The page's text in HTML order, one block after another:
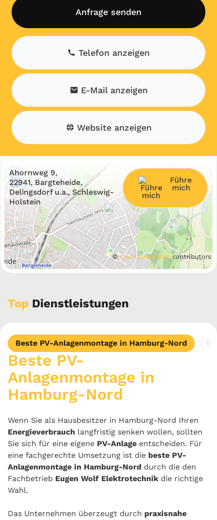
Anfrage senden
Telefon anzeigen
E-Mail anzeigen
Website anzeigen
+
−
©OpenStreetMap contributors
Ahornweg 9,
22941, Bargteheide,
Delingsdorf u.a., Schleswig-
Holstein
Führe
mich
Top Dienstleistungen
Beste PV-Anlagenmontage in Hamburg-Nord
Beste PV-
Anlagenmontage in
Hamburg-Nord
Wenn Sie als Hausbesitzer in Hamburg-Nord Ihren
Energieverbrauch langfristig senken wollen, sollten
Sie sich für eine eigene PV-Anlage entscheiden. Für
eine fachgerechte Umsetzung ist die beste PV-
Anlagenmontage in Hamburg-Nord durch die den
Fachbetrieb Eugen Wolf Elektrotechnik die richtige
Wahl.
Das Unternehmen überzeugt durch praxisnahe